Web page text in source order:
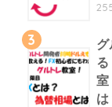
3
グ
る
室
は